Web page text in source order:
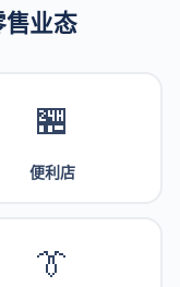
业态
🏪
便利店
👔